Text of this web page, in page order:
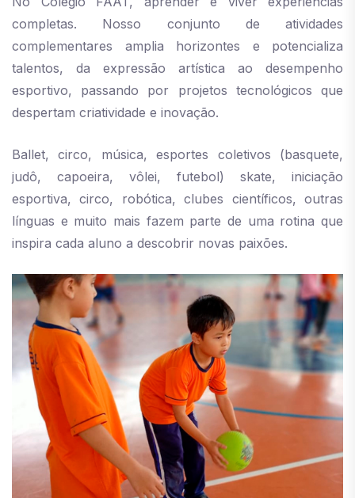
completas. Nosso conjunto de atividades
complementares amplia horizontes e potencializa
talentos, da expressão artística ao desempenho
esportivo, passando por projetos tecnológicos que
despertam criatividade e inovação.
Ballet, circo, música, esportes coletivos (basquete,
judô, capoeira, vôlei, futebol) skate, iniciação
esportiva, circo, robótica, clubes científicos, outras
línguas e muito mais fazem parte de uma rotina que
inspira cada aluno a descobrir novas paixões.